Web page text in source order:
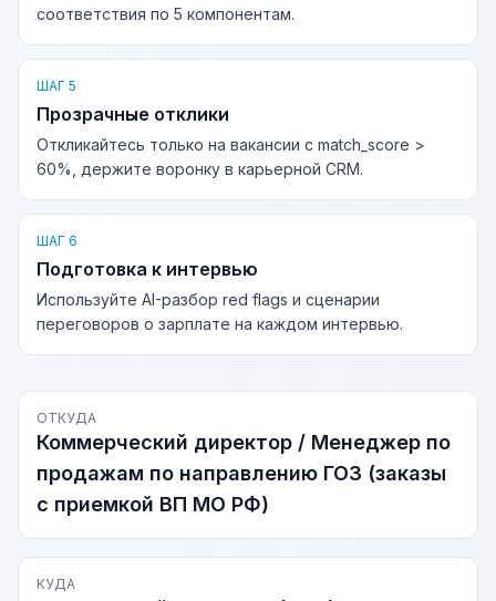
соответствия по 5 компонентам.
ШАГ 5
Прозрачные отклики
Откликайтесь только на вакансии с match_score >
60%, держите воронку в карьерной CRM.
ШАГ 6
Подготовка к интервью
Используйте AI-разбор red flags и сценарии
переговоров о зарплате на каждом интервью.
ОТКУДА
Коммерческий директор / Менеджер по
продажам по направлению ГОЗ (заказы
с приемкой ВП МО РФ)
КУДА